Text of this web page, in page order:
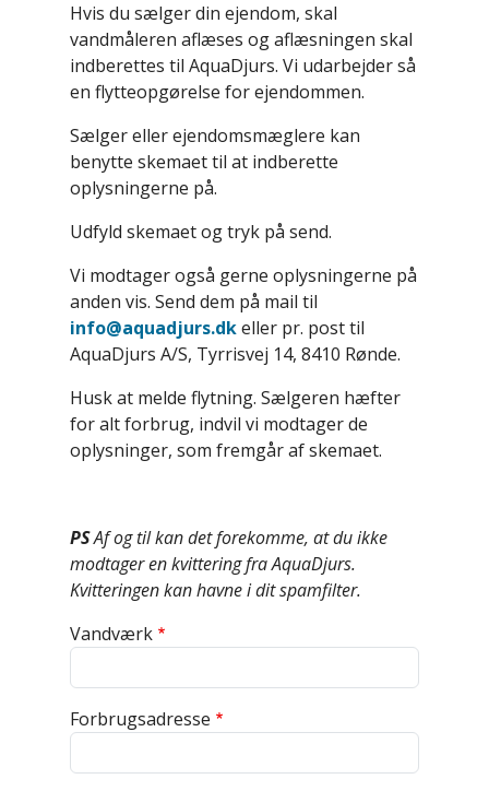
Hvis du sælger din ejendom, skal
vandmåleren aflæses og aflæsningen skal
indberettes til AquaDjurs. Vi udarbejder så
en flytteopgørelse for ejendommen.
Sælger eller ejendomsmæglere kan
benytte skemaet til at indberette
oplysningerne på.
Udfyld skemaet og tryk på send.
Vi modtager også gerne oplysningerne på
anden vis. Send dem på mail til
info@aquadjurs.dkeller pr. post til
AquaDjurs A/S, Tyrrisvej 14, 8410 Rønde.
Husk at melde flytning. Sælgeren hæfter
for alt forbrug, indvil vi modtager de
oplysninger, som fremgår af skemaet.
PSAf og til kan det forekomme, at du ikke
modtager en kvittering fra AquaDjurs.
Kvitteringen kan havne i dit spamfilter.
Vandværk
Forbrugsadresse